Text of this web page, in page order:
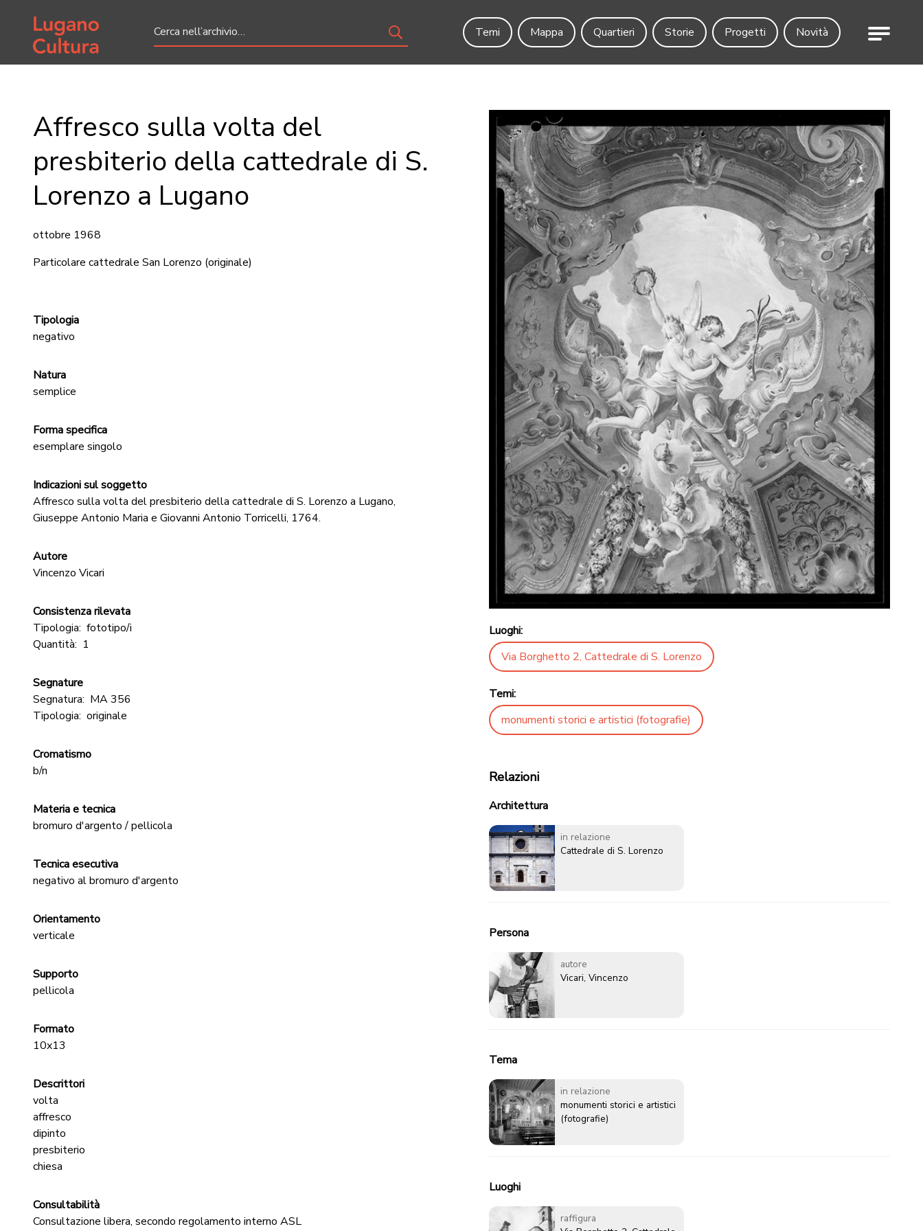
Home page
Temi
Mappa Quartieri Storie Progetti Novità Menu
Affresco sulla volta del
presbiterio della cattedrale di S.
Lorenzo a Lugano
ottobre 1968
Particolare cattedrale San Lorenzo (originale)
Tipologia
negativo
Natura
semplice
Forma specifica
esemplare singolo
Indicazioni sul soggetto
Affresco sulla volta del presbiterio della cattedrale di S. Lorenzo a Lugano,
Giuseppe Antonio Maria e Giovanni Antonio Torricelli, 1764.
Autore
Vincenzo Vicari
Consistenza rilevata
Tipologia: fototipo/i
Quantità: 1
Segnature
Segnatura: MA 356
Tipologia: originale
Cromatismo
b/n
Materia e tecnica
bromuro d'argento / pellicola
Tecnica esecutiva
negativo al bromuro d'argento
Orientamento
verticale
Supporto
pellicola
Formato
10x13
Descrittori
volta
affresco
dipinto
presbiterio
chiesa
Consultabilità
Consultazione libera, secondo regolamento interno ASL
Luoghi:
Via Borghetto 2, Cattedrale di S. Lorenzo
Temi:
monumenti storici e artistici (fotografie)
Relazioni
Architettura
in relazione
Cattedrale di S. Lorenzo
Persona
autore
Vicari, Vincenzo
Tema
in relazione
monumenti storici e artistici
(fotografie)
Luoghi
raffigura